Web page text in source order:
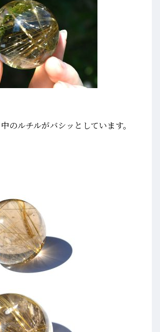
のルチルがバシッとしています。